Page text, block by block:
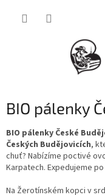
BIO pálenky
BIO pálenky České
Českých Budějovicích,
chuť? Nabízíme poctivé
Karpatech. Expedujeme po
Na Žerotínském kopci v